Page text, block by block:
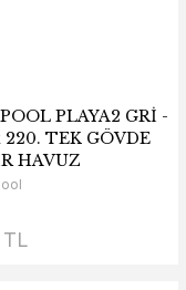
PLAYA2 GRİ -
220. TEK GÖVDE
HAVUZ